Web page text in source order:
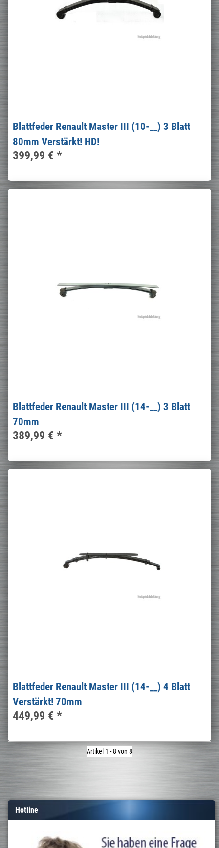
Blattfeder Renault Master III (10-__) 3 Blatt
80mm Verstärkt! HD!
399,99 € *
Blattfeder Renault Master III (14-__) 3 Blatt
70mm
389,99 € *
Blattfeder Renault Master III (14-__) 4 Blatt
Verstärkt! 70mm
449,99 € *
Artikel 1 - 8 von 8
Hotline